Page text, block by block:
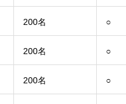
200名 ○
200名 ○
200名 ○